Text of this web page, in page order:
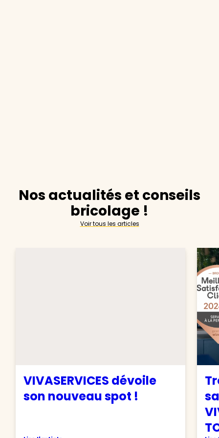
Nos actualités et conseils
bricolage !
Voir tous les articles
VIVASERVICES dévoile
son nouveau spot !